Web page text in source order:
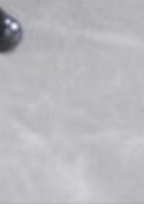
、オススメ商品のご紹